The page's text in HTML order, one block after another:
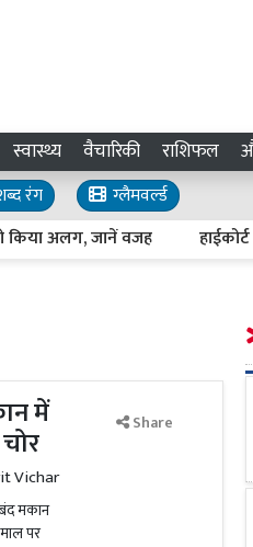
स्वास्थ्य वैचारिकी राशिफल
रंग
ग्लैमवर्ल्ड
अलग, जानें वजह हाईकोर्ट
में
Vichar
मकान
पर
Share